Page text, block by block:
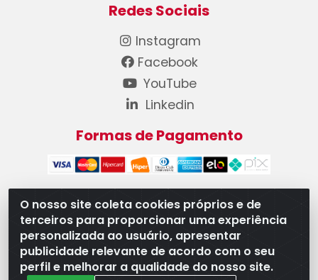
O nosso site coleta cookies próprios e de
terceiros para proporcionar uma experiência
personalizada ao usuário, apresentar
publicidade relevante de acordo com o seu
perfil e melhorar a qualidade do nosso site.
Redes Sociais
Instagram
Facebook
YouTube
Linkedin
Formas de Pagamento
WB Componentes Automotivos LTDA - CNPJ
08.528.393/0001-12 - Rua do Níquel, 667 - Parque
Oeste Industrial, Goiânia/GO - CEP 74375-660